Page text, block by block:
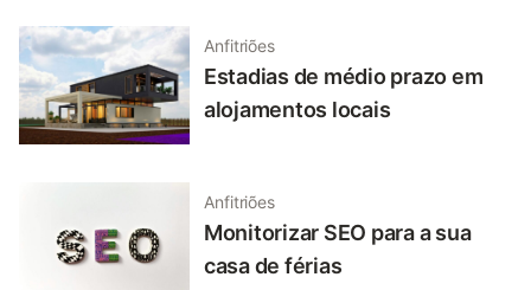
Anfitriões
Estadias de médio prazo em
alojamentos locais
Anfitriões
Monitorizar SEO para a sua
casa de férias